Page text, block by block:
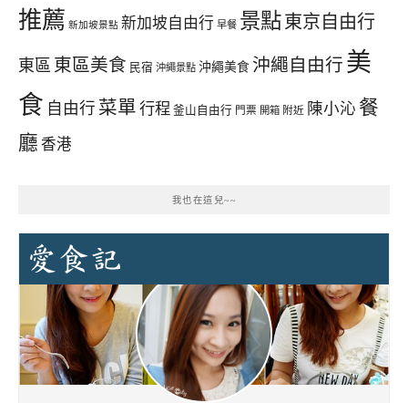
推薦 新加坡景點 新加坡自由行 早餐 景點東京自由行
東區 東區美食 民宿 沖繩景點 沖繩美食 沖繩自由行 美
食 自由行 菜單 行程 釜山自由行 門票 開箱 附近 陳小沁 餐
廳 香港
我也在這兒~~